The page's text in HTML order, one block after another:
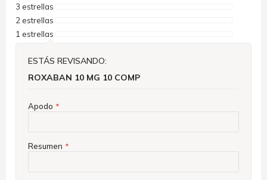
3 estrellas
2 estrellas
1 estrellas
ESTÁS REVISANDO:
ROXABAN 10 MG 10 COMP
Apodo
Resumen